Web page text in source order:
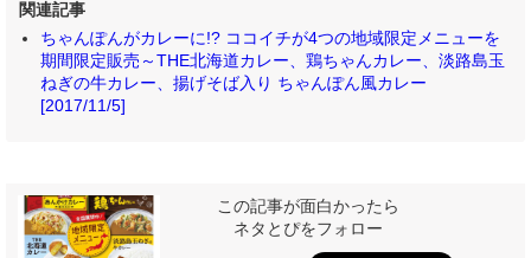
関連記事
ちゃんぽんがカレーに!? ココイチが4つの地域限定メニューを
期間限定販売～THE北海道カレー、鶏ちゃんカレー、淡路島玉
ねぎの牛カレー、揚げそば入り ちゃんぽん風カレー
[2017/11/5]
この記事が面白かったら
ネタとぴをフォロー